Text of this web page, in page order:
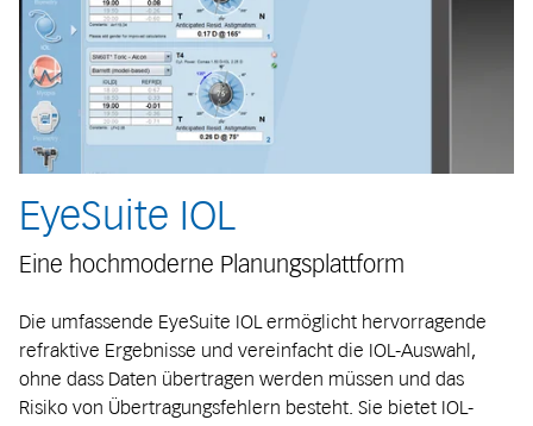
EyeSuite IOL
Eine hochmoderne Planungsplattform
Die umfassende EyeSuite IOL ermöglicht hervorragende
refraktive Ergebnisse und vereinfacht die IOL-Auswahl,
ohne dass Daten übertragen werden müssen und das
Risiko von Übertragungsfehlern besteht. Sie bietet IOL-